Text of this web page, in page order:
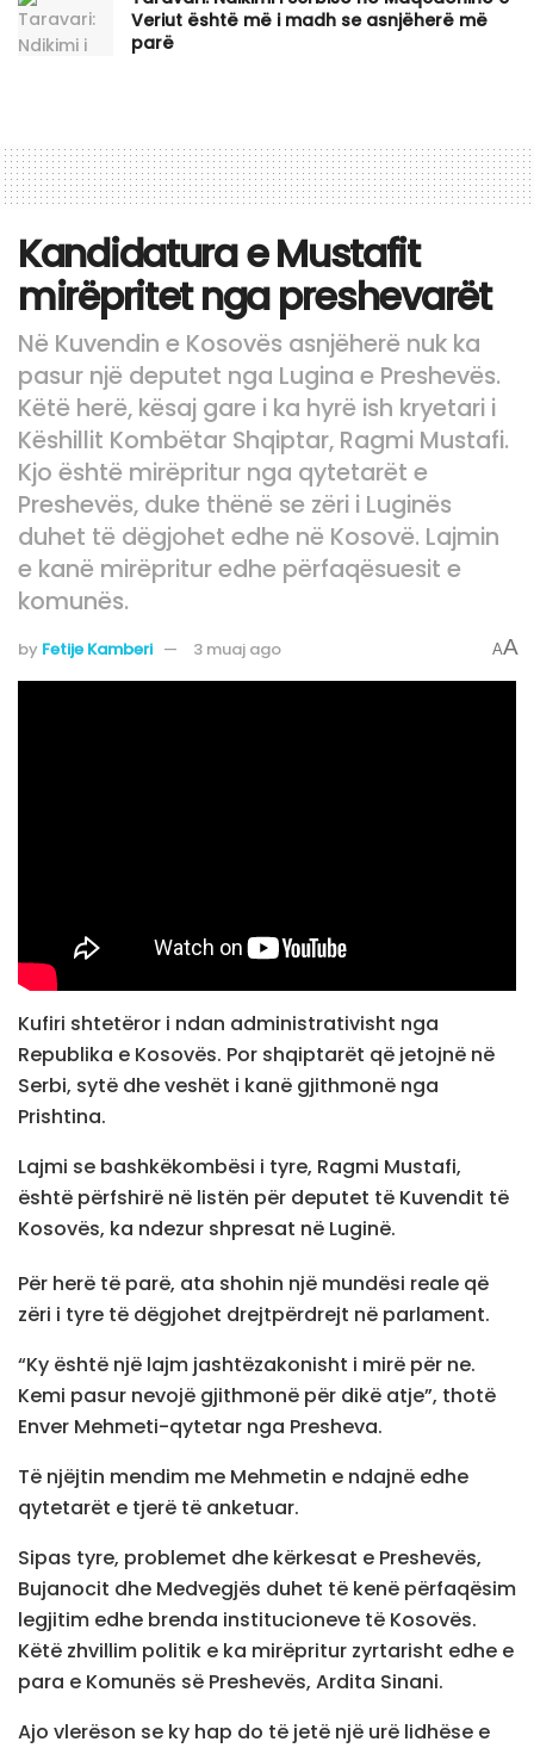
Veriut është më i madh se asnjëherë më
parë
Kandidatura e Mustafit
mirëpritet nga preshevarët
Në Kuvendin e Kosovës asnjëherë nuk ka
pasur një deputet nga Lugina e Preshevës.
Këtë herë, kësaj gare i ka hyrë ish kryetari i
Këshillit Kombëtar Shqiptar, Ragmi Mustafi.
Kjo është mirëpritur nga qytetarët e
Preshevës, duke thënë se zëri i Luginës
duhet të dëgjohet edhe në Kosovë. Lajmin
e kanë mirëpritur edhe përfaqësuesit e
komunës.
by Fetije Kamberi 3 muaj ago AA
Kufiri shtetëror i ndan administrativisht nga
Republika e Kosovës. Por shqiptarët që jetojnë në
Serbi, sytë dhe veshët i kanë gjithmonë nga
Prishtina.
Lajmi se bashkëkombësi i tyre, Ragmi Mustafi,
është përfshirë në listën për deputet të Kuvendit të
Kosovës, ka ndezur shpresat në Luginë.
Për herë të parë, ata shohin një mundësi reale që
zëri i tyre të dëgjohet drejtpërdrejt në parlament.
“Ky është një lajm jashtëzakonisht i mirë për ne.
Kemi pasur nevojë gjithmonë për dikë atje”, thotë
Enver Mehmeti-qytetar nga Presheva.
Të njëjtin mendim me Mehmetin e ndajnë edhe
qytetarët e tjerë të anketuar.
Sipas tyre, problemet dhe kërkesat e Preshevës,
Bujanocit dhe Medvegjës duhet të kenë përfaqësim
legjitim edhe brenda institucioneve të Kosovës.
Këtë zhvillim politik e ka mirëpritur zyrtarisht edhe e
para e Komunës së Preshevës, Ardita Sinani.
Ajo vlerëson se ky hap do të jetë një urë lidhëse e